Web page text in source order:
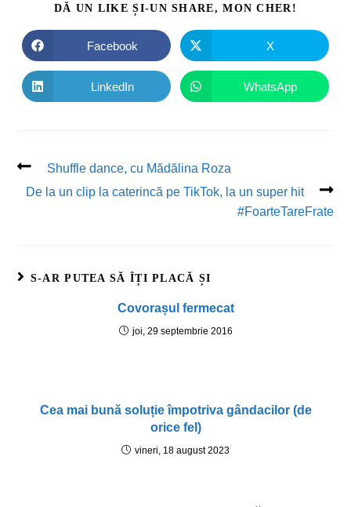
DĂ UN LIKE ȘI-UN SHARE, MON CHER!
Facebook X
LinkedIn WhatsApp
Shuffle dance, cu Mădălina Roza
De la un clip la caterincă pe TikTok, la un super hit
#FoarteTareFrate
S-AR PUTEA SĂ ÎȚI PLACĂ ȘI
Covorașul fermecat
joi, 29 septembrie 2016
Cea mai bună soluție împotriva gândacilor (de
orice fel)
vineri, 18 august 2023